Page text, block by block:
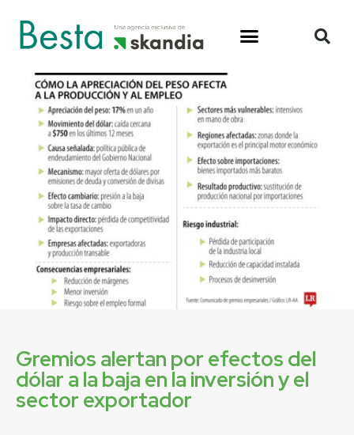
Gremios alertan por efectos del
dólar a la baja en la inversión y el
sector exportador